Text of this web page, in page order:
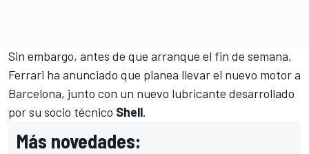
Sin embargo, antes de que arranque el fin de semana,
Ferrari ha anunciado que planea llevar el nuevo motor a
Barcelona, ​​junto con un nuevo lubricante desarrollado
por su socio técnico Shell.
Más novedades: